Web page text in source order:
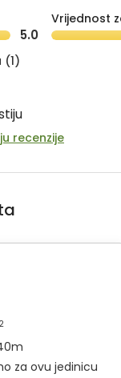
5.0
Vrijednost
(1)
recenzije
2
za ovu jedinicu